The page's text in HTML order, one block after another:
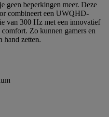
geen beperkingen meer. Deze
combineert een UWQHD-
van 300 Hz met een innovatief
Zo kunnen gamers en
hand zetten.